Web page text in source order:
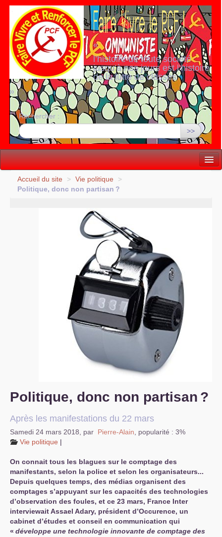
«
l’histoire de toute société
jusqu’à nos jours est l’histoire
de la lutte de classes
»
Rechercher :
>>
Vie politique
Accueil du site > Vie politique
>
Politique, donc non partisan ?
Politique, donc non partisan ?
Après les manifestations du 22 mars
Samedi 24 mars 2018 par Pierre-Alain
popularité : 3%
Vie politique |
On connait tous les blagues sur le comptage des
manifestants, selon la police et selon les organisateurs...
Depuis quelques temps, des médias organisent des
comptages s’appuyant sur les capacités des technologies
d’observation des foules, et ce 23 mars, France Inter
interviewait Assael Adary, président d’Occurence, un
cabinet d’études et conseil en communication qui
« développe une technologie innovante de comptage des